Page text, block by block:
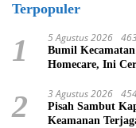
Terpopuler
1 5 Agustus 2026
Bumil
Homecare, Ini
2 3 Agustus 2026
Pisah Sambut
Keamanan